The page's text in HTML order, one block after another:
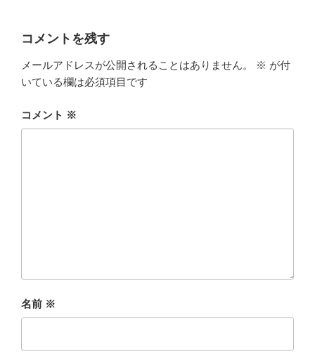
コメントを残す
メールアドレスが公開されることはありません。 ※ が付
いている欄は必須項目です
コメント ※
名前 ※